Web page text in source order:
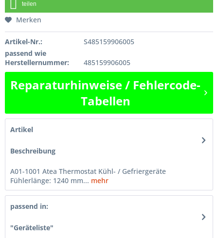
teilen
Merken
Artikel-Nr.:
S485159906005
passend wie
Herstellernummer:
485159906005
Reparaturhinweise / Fehlercode-
Tabellen
Artikel
Beschreibung
A01-1001 Atea Thermostat Kühl- / Gefriergeräte
Fühlerlänge: 1240 mm... mehr
passend in:
"Geräteliste"